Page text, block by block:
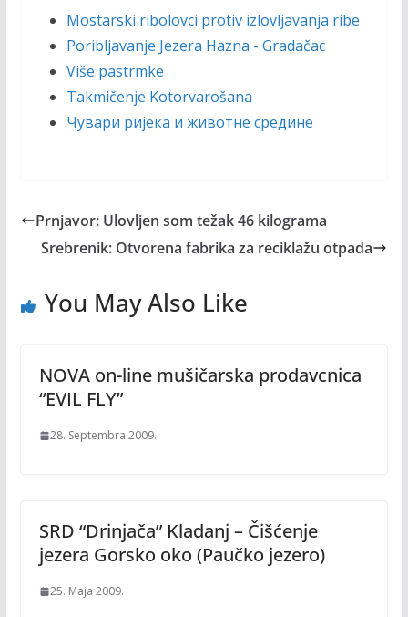
Mostarski ribolovci protiv izlovljavanja ribe
Poribljavanje Jezera Hazna - Gradačac
Više pastrmke
Takmičenje Kotorvarošana
Чувари ријека и животне средине
Prnjavor: Ulovljen som težak 46 kilograma
Srebrenik: Otvorena fabrika za reciklažu otpada
You May Also Like
NOVA on-line mušičarska prodavcnica
“EVIL FLY”
28. Septembra 2009.
SRD “Drinjača” Kladanj – Čišćenje
jezera Gorsko oko (Paučko jezero)
25. Maja 2009.